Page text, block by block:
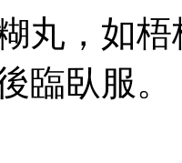
丸，如
臨臥服。